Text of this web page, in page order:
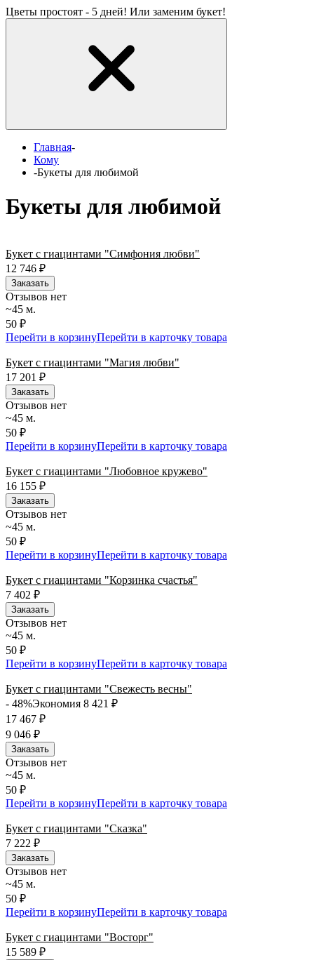
Цветы простоят - 5 дней! Или заменим букет!
Главная-
Кому
-Букеты для любимой
Букеты для любимой
Букет с гиацинтами "Симфония любви"
12 746 ₽
Заказать
Отзывов нет
~45 м.
50 ₽
Перейти в корзинуПерейти в карточку товара
Букет с гиацинтами "Магия любви"
17 201
₽
Заказать
Отзывов нет
~45 м.
50 ₽
Перейти в корзинуПерейти в карточку товара
Букет с гиацинтами "Любовное кружево"
16 155 ₽
Заказать
Отзывов нет
~45 м.
50 ₽
Перейти в корзинуПерейти в карточку товара
Букет с гиацинтами "Корзинка счастья"
7 402 ₽
Заказать
Отзывов нет
~45 м.
50 ₽
Перейти в корзинуПерейти в карточку товара
Букет с гиацинтами "Свежесть весны"
- 48%Экономия 8 421 ₽
17 467 ₽
9 046 ₽
Заказать
Отзывов нет
~45 м.
50 ₽
Перейти в корзинуПерейти в карточку товара
Букет с гиацинтами "Сказка"
7 222 ₽
Заказать
Отзывов нет
~45 м.
50 ₽
Перейти в корзинуПерейти в карточку товара
Букет с гиацинтами "Восторг"
15 589 ₽